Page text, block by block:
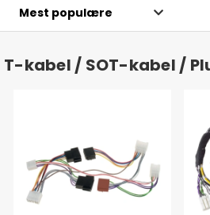
T-kabel / SOT-kabel /